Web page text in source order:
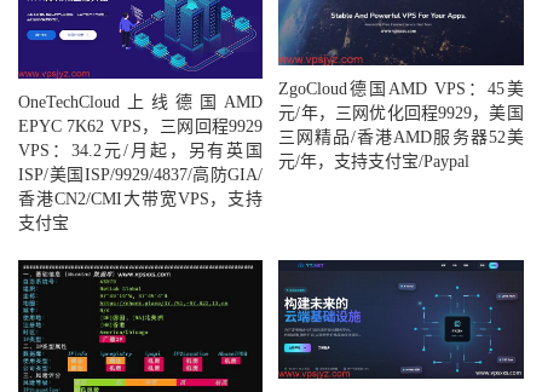
OneTechCloud上线德国AMD
EPYC 7K62 VPS，三网回程9929
VPS：34.2元/月起，另有英国
ISP/美国ISP/9929/4837/高防GIA/
香港CN2/CMI大带宽VPS，支持
支付宝
ZgoCloud德国AMD VPS：45美
元/年，三网优化回程9929，美国
三网精品/香港AMD服务器52美
元/年，支持支付宝/Paypal